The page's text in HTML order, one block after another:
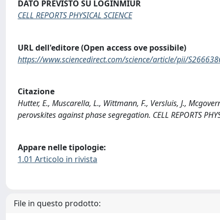
DATO PREVISTO SU LOGINMIUR
CELL REPORTS PHYSICAL SCIENCE
URL dell'editore (Open access ove possibile)
https://www.sciencedirect.com/science/article/pii/
Citazione
Hutter, E., Muscarella, L., Wittmann, F., Versluis, J.,
perovskites against phase segregation. CELL REPORTS
Appare nelle tipologie:
1.01 Articolo in rivista
File in questo prodotto: